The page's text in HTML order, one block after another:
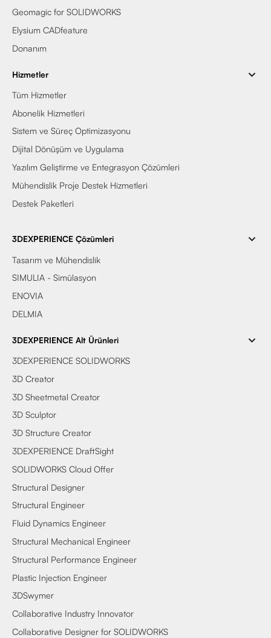
Geomagic for SOLIDWORKS
Elysium CADfeature
Donanım
Hizmetler
Tüm Hizmetler
Abonelik Hizmetleri
Sistem ve Süreç Optimizasyonu
Dijital Dönüşüm ve Uygulama
Yazılım Geliştirme ve Entegrasyon Çözümleri
Mühendislik Proje Destek Hizmetleri
Destek Paketleri
3DEXPERIENCE Çözümleri
Tasarım ve Mühendislik
SIMULIA - Simülasyon
ENOVIA
DELMIA
3DEXPERIENCE Alt Ürünleri
3DEXPERIENCE SOLIDWORKS
3D Creator
3D Sheetmetal Creator
3D Sculptor
3D Structure Creator
3DEXPERIENCE DraftSight
SOLIDWORKS Cloud Offer
Structural Designer
Structural Engineer
Fluid Dynamics Engineer
Structural Mechanical Engineer
Structural Performance Engineer
Plastic Injection Engineer
3DSwymer
Collaborative Industry Innovator
Collaborative Designer for SOLIDWORKS